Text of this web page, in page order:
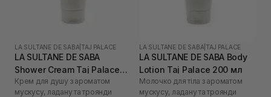
LA SULTANE DE SABA TAJ PALACE
LA SULTANE DE SABA
Shower Cream Taj Palace
200 мл
Крем для душу з ароматом
мускусу, ладану та троянди
LA SULTANE DE SABA TAJ PALACE
LA SULTANE DE SABA Body
Lotion Taj Palace 200 мл
Молочко для тіла з ароматом
мускусу, ладану та троянди